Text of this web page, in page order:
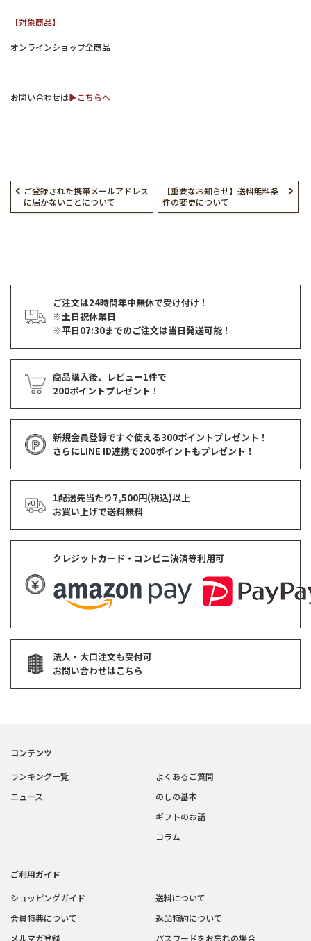
【対象商品】
オンラインショップ全商品
お問い合わせは▶︎こちらへ
ご登録された携帯メールアドレス
に届かないことについて
【重要なお知らせ】送料無料条
件の変更について
ご注文は24時間年中無休で受け付け！
※土日祝休業日
※平日07:30までのご注文は当日発送可能！
商品購入後、レビュー1件で
200ポイントプレゼント！
新規会員登録ですぐ使える300ポイントプレゼント！
さらにLINE ID連携で200ポイントもプレゼント！
1配送先当たり7,500円(税込)以上
お買い上げで送料無料
クレジットカード・コンビニ決済等利用可
法人・大口注文も受付可
お問い合わせはこちら
コンテンツ
ランキング一覧
ニュース
よくあるご質問
のしの基本
ギフトのお話
コラム
ご利用ガイド
ショッピングガイド
会員特典について
メルマガ登録
送料について
返品特約について
パスワードをお忘れの場合